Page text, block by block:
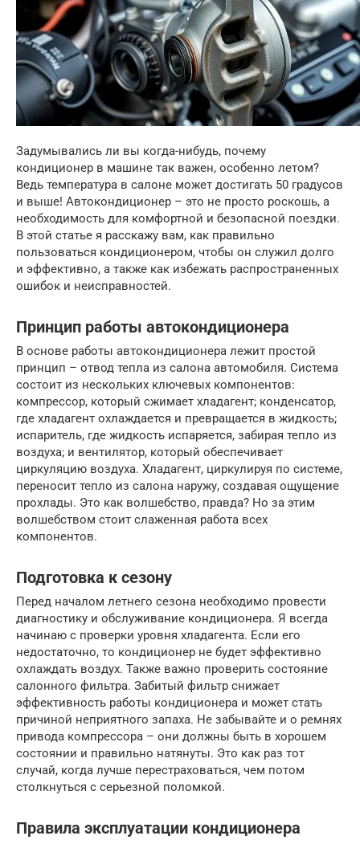
Задумывались ли вы когда-нибудь, почему
кондиционер в машине так важен, особенно летом?
Ведь температура в салоне может достигать 50 градусов
и выше! Автокондиционер – это не просто роскошь, а
необходимость для комфортной и безопасной поездки.
В этой статье я расскажу вам, как правильно
пользоваться кондиционером, чтобы он служил долго
и эффективно, а также как избежать распространенных
ошибок и неисправностей.
Принцип работы автокондиционера
В основе работы автокондиционера лежит простой
принцип – отвод тепла из салона автомобиля. Система
состоит из нескольких ключевых компонентов:
компрессор, который сжимает хладагент; конденсатор,
где хладагент охлаждается и превращается в жидкость;
испаритель, где жидкость испаряется, забирая тепло из
воздуха; и вентилятор, который обеспечивает
циркуляцию воздуха. Хладагент, циркулируя по системе,
переносит тепло из салона наружу, создавая ощущение
прохлады. Это как волшебство, правда? Но за этим
волшебством стоит слаженная работа всех
компонентов.
Подготовка к сезону
Перед началом летнего сезона необходимо провести
диагностику и обслуживание кондиционера. Я всегда
начинаю с проверки уровня хладагента. Если его
недостаточно, то кондиционер не будет эффективно
охлаждать воздух. Также важно проверить состояние
салонного фильтра. Забитый фильтр снижает
эффективность работы кондиционера и может стать
причиной неприятного запаха. Не забывайте и о ремнях
привода компрессора – они должны быть в хорошем
состоянии и правильно натянуты. Это как раз тот
случай, когда лучше перестраховаться, чем потом
столкнуться с серьезной поломкой.
Правила эксплуатации кондиционера